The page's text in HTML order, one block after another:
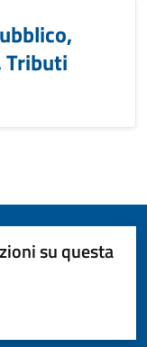
Tributi
su questa